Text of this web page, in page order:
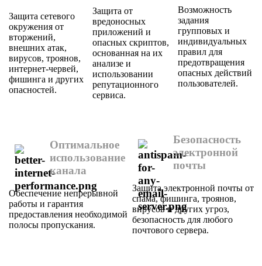
Защита сетевого
окружения от
вторжений,
внешних атак,
вирусов, троянов,
интернет-червей,
фишинга и других
опасностей.
Защита от
вредоносных
приложений и
опасных скриптов,
основанная на их
анализе и
использовании
репутационного
сервиса.
Возможность
задания
групповых и
индивидуальных
правил для
предотвращения
опасных действий
пользователей.
Оптимальное
использование
канала
Обеспечение непрерывной
работы и гарантия
предоставления необходимой
полосы пропускания.
Безопасность
электронной
почты
Защита электронной почты от
спама, фишинга, троянов,
вирусов и других угроз,
безопасность для любого
почтового сервера.